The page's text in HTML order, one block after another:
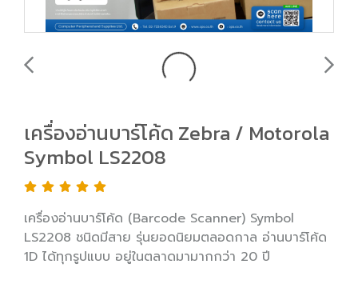
เครื่องอ่านบาร์โค้ด Zebra / Motorola
Symbol LS2208
เครื่องอ่านบาร์โค้ด (Barcode Scanner) Symbol
LS2208 ชนิดมีสาย รุ่นยอดนิยมตลอดกาล อ่านบาร์โค้ด
1D ได้ทุกรูปแบบ อยู่ในตลาดมามากกว่า 20 ปี